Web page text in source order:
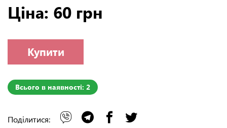
Ціна: 60 грн
Купити
Всього в наявності: 2
Поділитися: